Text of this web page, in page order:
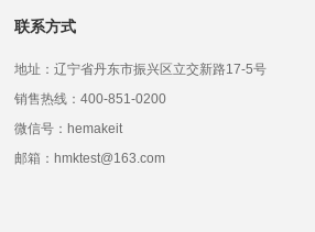
联系方式
地址：辽宁省丹东市振兴区立交新路17-5号
销售热线：400-851-0200
微信号：hemakeit
邮箱：hmktest@163.com